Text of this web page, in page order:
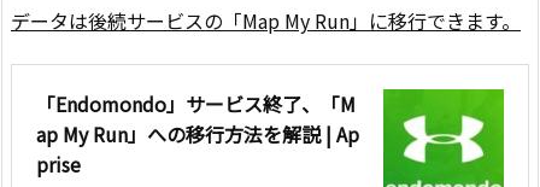
データは後続サービスの「Map My Run」に移行できます。
「Endomondo」サービス終了、「M
ap My Run」への移行方法を解説 | Ap
prise